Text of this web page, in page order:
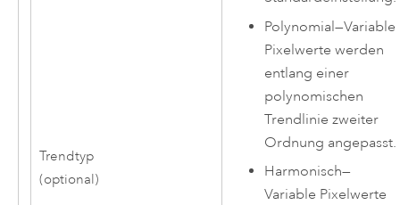
Trendtyp
(optional)
Polynomial—Variable
Pixelwerte werden
entlang einer
polynomischen
Trendlinie zweiter
Ordnung angepasst.
Harmonisch—
Variable Pixelwerte